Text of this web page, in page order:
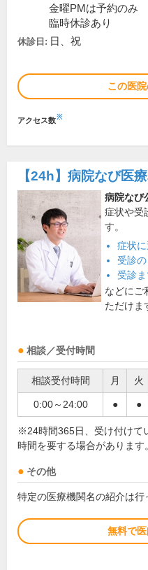
金曜PMは予約のみ
臨時休診あり
休診日: 日、祝
この医
アクセス数※
【24h】 病院なび医
病院なび
症状や受
す。
症状
受診
受診
などにご
ただけま
相談／受付時間
相談受付時間 月 火
0:00～24:00 ● ●
※24時間365日、受け付けて
時間を要する場合があります
その他
特定の医療機関名の紹介は行
無料で